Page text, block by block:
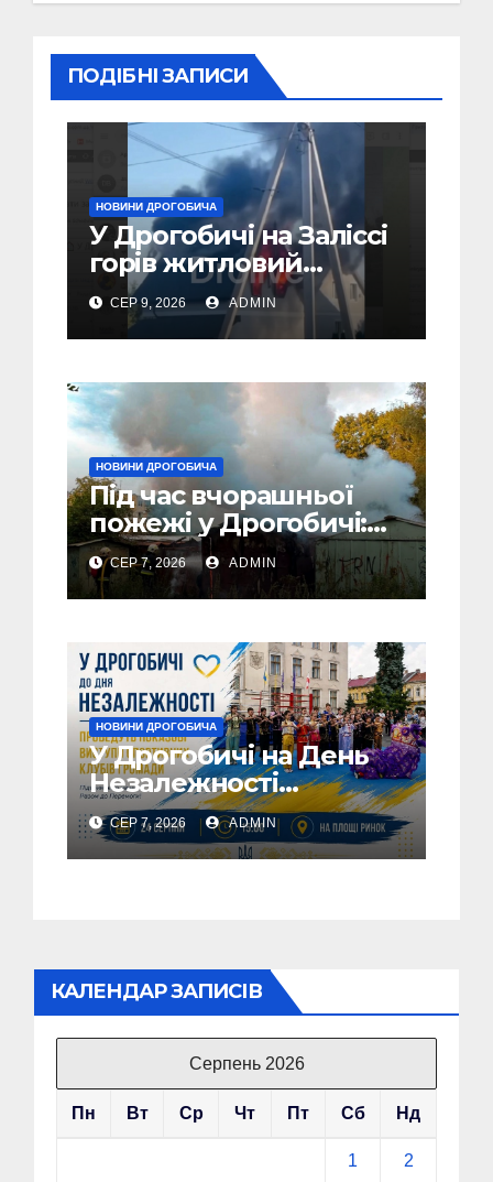
ПОДІБНІ ЗАПИСИ
НОВИНИ ДРОГОБИЧА
У Дрогобичі на Заліссі
горів житловий
будинок (Відео)
СЕР 9, 2026 ADMIN
НОВИНИ ДРОГОБИЧА
Під час вчорашньої
пожежі у Дрогобичі:
“врятовано” 4 гаражі
(Відео)
СЕР 7, 2026 ADMIN
НОВИНИ ДРОГОБИЧА
У Дрогобичі на День
Незалежності
виступатимуть
спортивні клубів
громадии
СЕР 7, 2026 ADMIN
КАЛЕНДАР ЗАПИСІВ
Серпень 2026
Пн Вт Ср Чт Пт Сб Нд
1 2